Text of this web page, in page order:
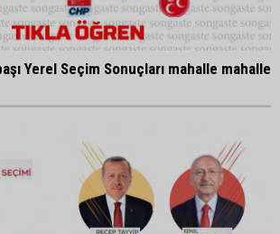
Yerel Seçim Sonuçları mahalle mahalle